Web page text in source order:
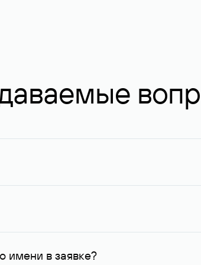
у других регистраторов. Для доменов,
доступные Руцентру.
имени в заявке?